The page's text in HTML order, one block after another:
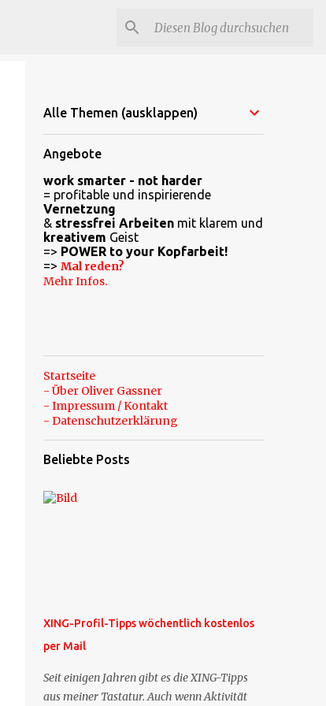
Alle Themen (ausklappen)
Angebote
work smarter - not harder
= profitable und inspirierende
Vernetzung
& stressfrei Arbeitenmit klarem und
kreativem Geist
=> POWER to your Kopfarbeit!
=> Mal reden?
Mehr Infos.
Startseite
- Über Oliver Gassner
- Impressum / Kontakt
- Datenschutzerklärung
Beliebte Posts
XING-Profil-Tipps wöchentlich kostenlos
per Mail
Seit einigen Jahren gibt es die XING-Tipps
aus meiner Tastatur. Auch wenn Aktivität